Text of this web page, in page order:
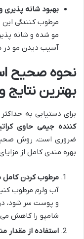
بهبود شانه
مرطوب کنندگی
مو شده و شانه
آسیب دیدن مو در
نحوه صحیح
بهترین
برای دستیابی به
کننده جیمی حاوی
ضروری است. روش صحیح
بهره مندی کامل از
مرطوب کردن کامل
آب ولرم مرطوب
و پوست سر شود،
شامپو را کاهش
استفاده از مقدار